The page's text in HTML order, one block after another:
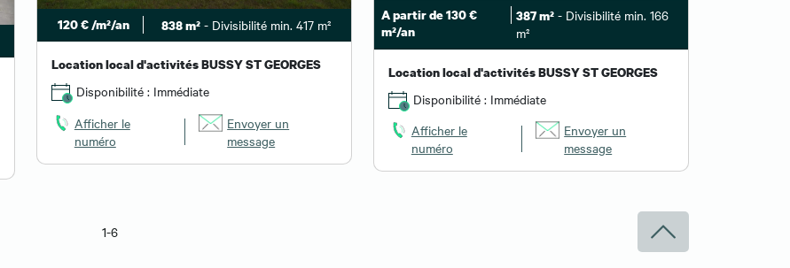
120 € /m²/an 838 m² - Divisibilité min. 417 m²
Location local d'activités BUSSY ST GEORGES
Disponibilité : Immédiate
Afficher le
numéro
Envoyer un
message
A partir de 130 €
m²/an
387 m²- Divisibilité min. 166
m²
Location local d'activités BUSSY ST GEORGES
Disponibilité : Immédiate
Afficher le
numéro
Envoyer un
message
1-6